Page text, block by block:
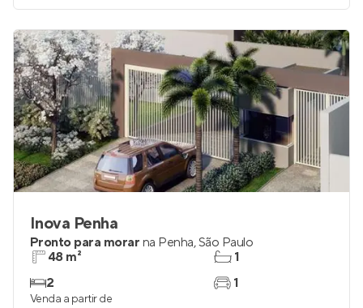
Inova Penha
Pronto para morar na Penha,São Paulo
48 m²
2
1
1
Venda a partir de